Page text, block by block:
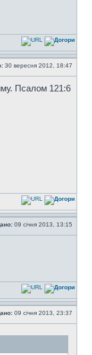
30 вересня 2012, 18:47
Псалом 121:6
09 січня 2013, 13:15
09 січня 2013, 23:37